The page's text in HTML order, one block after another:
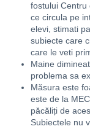
fostului Centru
ce circula pe
elevi, stimati
subiecte care
care le veti
Maine
problema sa
Măsura este
este de la
păcăliți de
Subiectele nu